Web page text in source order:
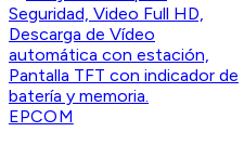
EPCOM